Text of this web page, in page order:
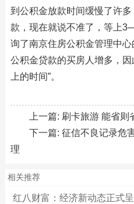
到公积金放款时间缓慢了许
款，现在就说不准了，等上
询了南京住房公积金管理中
公积金贷款的买房人增多，
上的时间”。
上一篇: 刷卡旅游 能省则
下一篇: 征信不良记录危
理
相关推荐
红八财富：经济新动态正式